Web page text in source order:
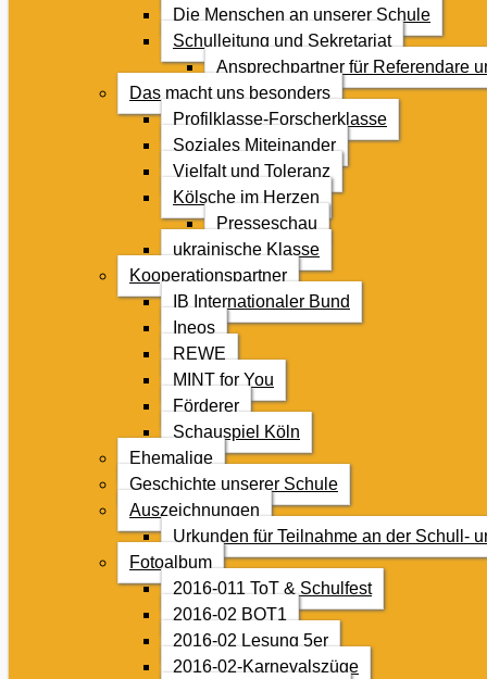
Die Menschen an unserer Schule
Schulleitung und Sekretariat
Ansprechpartner für Referendare
Das macht uns besonders
Profilklasse-Forscherklasse
Soziales Miteinander
Vielfalt und Toleranz
Kölsche im Herzen
Presseschau
ukrainische Klasse
Kooperationspartner
IB Internationaler Bund
Ineos
REWE
MINT for You
Förderer
Schauspiel Köln
Ehemalige
Geschichte unserer Schule
Auszeichnungen
Urkunden für Teilnahme an der Schull-
Fotoalbum
2016-011 ToT & Schulfest
2016-02 BOT1
2016-02 Lesung 5er
2016-02-Karnevalszüge